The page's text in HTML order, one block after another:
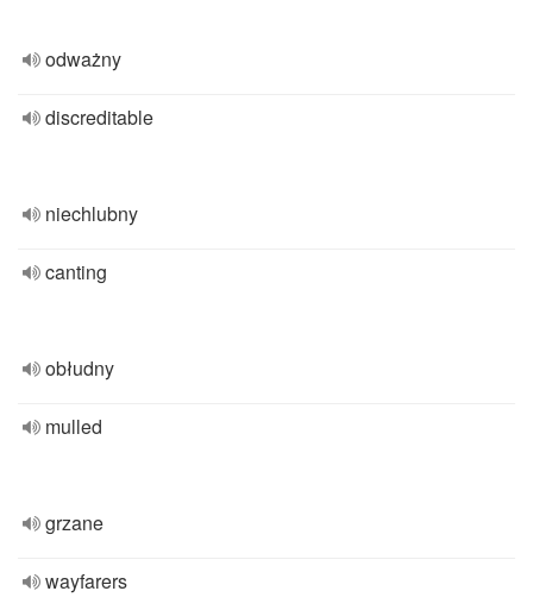
odważny
discreditable
niechlubny
canting
obłudny
mulled
grzane
wayfarers